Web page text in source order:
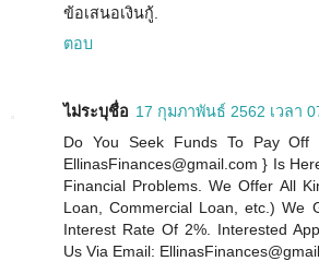
ข้อเสนอเงินกู้.
ตอบ
ไม่ระบุชื่อ 17 กุมภาพันธ์ 2562 เวลา
Do You Seek Funds To Pay Off
EllinasFinances@gmail.com } Is
Financial Problems. We Offer All
Loan, Commercial Loan, etc.) We
Interest Rate Of 2%. Interested
Us Via Email: